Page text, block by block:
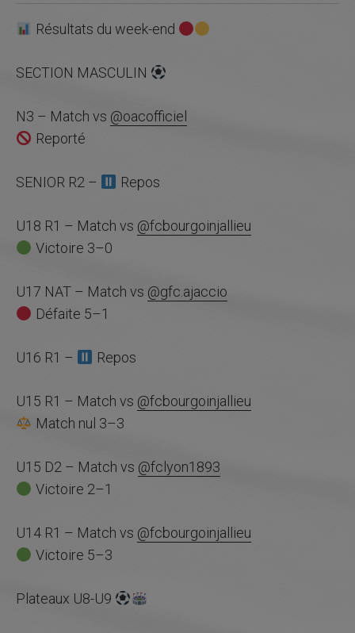
Résultats du week-end
SECTION MASCULIN
N3 – Match vs @oacofficiel
Reporté
SENIOR R2 – Repos
U18 R1 – Match vs @fcbourgoinjallieu
Victoire 3–0
U17 NAT – Match vs @gfc.ajaccio
Défaite 5–1
U16 R1 – Repos
U15 R1 – Match vs @fcbourgoinjallieu
Match nul 3–3
U15 D2 – Match vs @fclyon1893
Victoire 2–1
U14 R1 – Match vs @fcbourgoinjallieu
Victoire 5–3
Plateaux U8-U9